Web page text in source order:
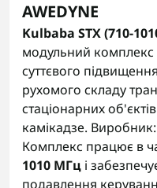
AWEDYNE
Kulbaba STX (710-
модульний
суттєвого
рухомого складу
стаціонарних
камікадзе. Виробник:
Комплекс працює в
1010 МГц і
подавлення